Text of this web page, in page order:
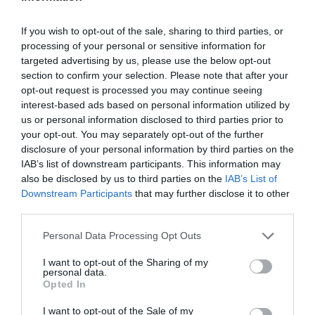
If you wish to opt-out of the sale, sharing to third parties, or
processing of your personal or sensitive information for
targeted advertising by us, please use the below opt-out
section to confirm your selection. Please note that after your
opt-out request is processed you may continue seeing
interest-based ads based on personal information utilized by
us or personal information disclosed to third parties prior to
your opt-out. You may separately opt-out of the further
disclosure of your personal information by third parties on the
IAB’s list of downstream participants. This information may
also be disclosed by us to third parties on the IAB’s List of
Downstream Participants that may further disclose it to other
Personal Data Processing Opt Outs
I want to opt-out of the Sharing of my
personal data.
Opted In
I want to opt-out of the Sale of my
4, 11 Μαρτίου 2022
Παρασκευή, 18:00-20:00
Διάλεξη στο αμφιθέατρο
Κύκλος 8 διαλέξεων: 70€, 35€
Μεμονωμένη διάλεξη: 10€, 5€
Τηλεδιάλεξη σε livestreaming
Κύκλος 8 διαλέξεων: 70€
Μεμονωμένη διάλεξη: 10€
• Χάρις Συμεωνίδου | Ιστορία Θεάτρου
Σορβόννης & τ. Δ/ντρια Ερευνών Ε.Κ.Κ.Ε. Χάρη
Συμεωνίδου.